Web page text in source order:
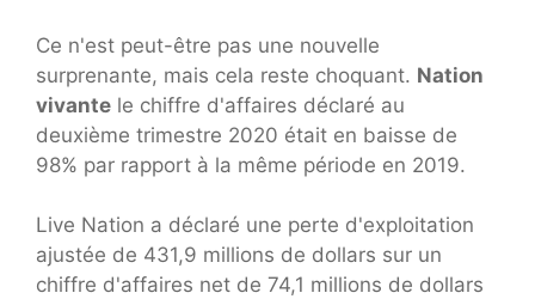
Ce n'est peut-être pas une nouvelle
surprenante, mais cela reste choquant. Nation
vivante le chiffre d'affaires déclaré au
deuxième trimestre 2020 était en baisse de
98% par rapport à la même période en 2019.
Live Nation a déclaré une perte d'exploitation
ajustée de 431,9 millions de dollars sur un
chiffre d'affaires net de 74,1 millions de dollars